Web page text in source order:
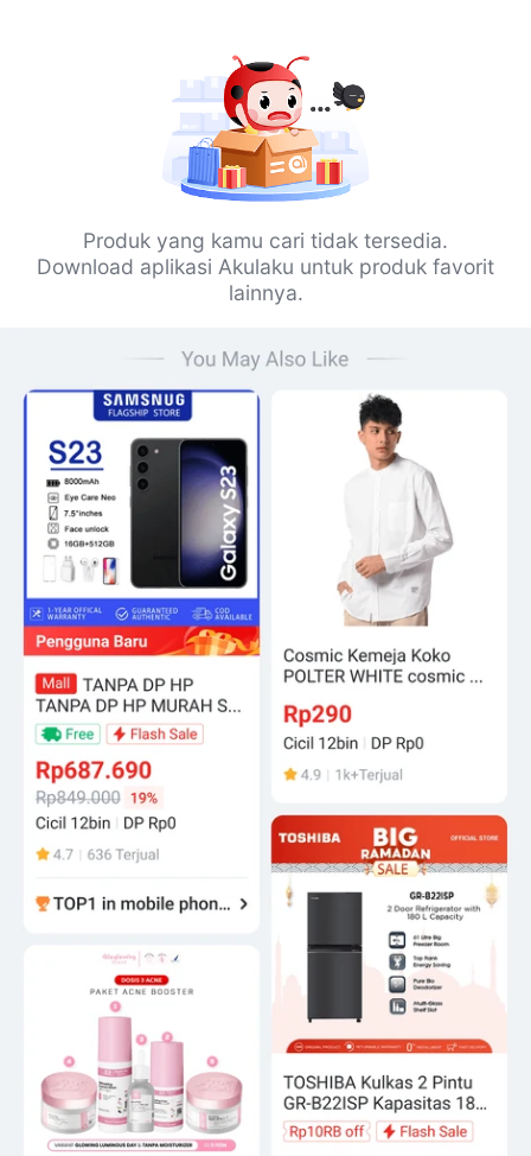
Produk yang kamu cari tidak tersedia.
Download aplikasi Akulaku untuk produk favorit
lainnya.